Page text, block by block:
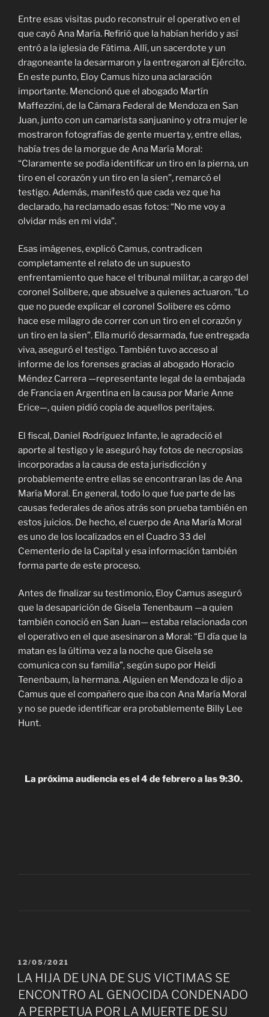
Entre esas visitas pudo reconstruir el operativo en el
que cayó Ana María. Refirió que la habían herido y así
entró a la iglesia de Fátima. Allí, un sacerdote y un
dragoneante la desarmaron y la entregaron al Ejército.
En este punto, Eloy Camus hizo una aclaración
importante. Mencionó que el abogado Martín
Maffezzini, de la Cámara Federal de Mendoza en San
Juan, junto con un camarista sanjuanino y otra mujer le
mostraron fotografías de gente muerta y, entre ellas,
había tres de la morgue de Ana María Moral:
“Claramente se podía identificar un tiro en la pierna, un
tiro en el corazón y un tiro en la sien”, remarcó el
testigo. Además, manifestó que cada vez que ha
declarado, ha reclamado esas fotos: “No me voy a
olvidar más en mi vida”.
Esas imágenes, explicó Camus, contradicen
completamente el relato de un supuesto
enfrentamiento que hace el tribunal militar, a cargo del
coronel Solibere, que absuelve a quienes actuaron. “Lo
que no puede explicar el coronel Solibere es cómo
hace ese milagro de correr con un tiro en el corazón y
un tiro en la sien”. Ella murió desarmada, fue entregada
viva, aseguró el testigo. También tuvo acceso al
informe de los forenses gracias al abogado Horacio
Méndez Carrera —representante legal de la embajada
de Francia en Argentina en la causa por Marie Anne
Erice—, quien pidió copia de aquellos peritajes.
El fiscal, Daniel Rodríguez Infante, le agradeció el
aporte al testigo y le aseguró hay fotos de necropsias
incorporadas a la causa de esta jurisdicción y
probablemente entre ellas se encontraran las de Ana
María Moral. En general, todo lo que fue parte de las
causas federales de años atrás son prueba también en
estos juicios. De hecho, el cuerpo de Ana María Moral
es uno de los localizados en el Cuadro 33 del
Cementerio de la Capital y esa información también
forma parte de este proceso.
Antes de finalizar su testimonio, Eloy Camus aseguró
que la desaparición de Gisela Tenenbaum —a quien
también conoció en San Juan— estaba relacionada con
el operativo en el que asesinaron a Moral: “El día que la
matan es la última vez a la noche que Gisela se
comunica con su familia”, según supo por Heidi
Tenenbaum, la hermana. Alguien en Mendoza le dijo a
Camus que el compañero que iba con Ana María Moral
y no se puede identificar era probablemente Billy Lee
Hunt.
La próxima audiencia es el 4 de febrero a las 9:30.
PUBLICADO
EL
12/05/2021
LA HIJA DE UNA DE SUS VICTIMAS SE
ENCONTRO AL GENOCIDA CONDENADO
A PERPETUA POR LA MUERTE DE SU